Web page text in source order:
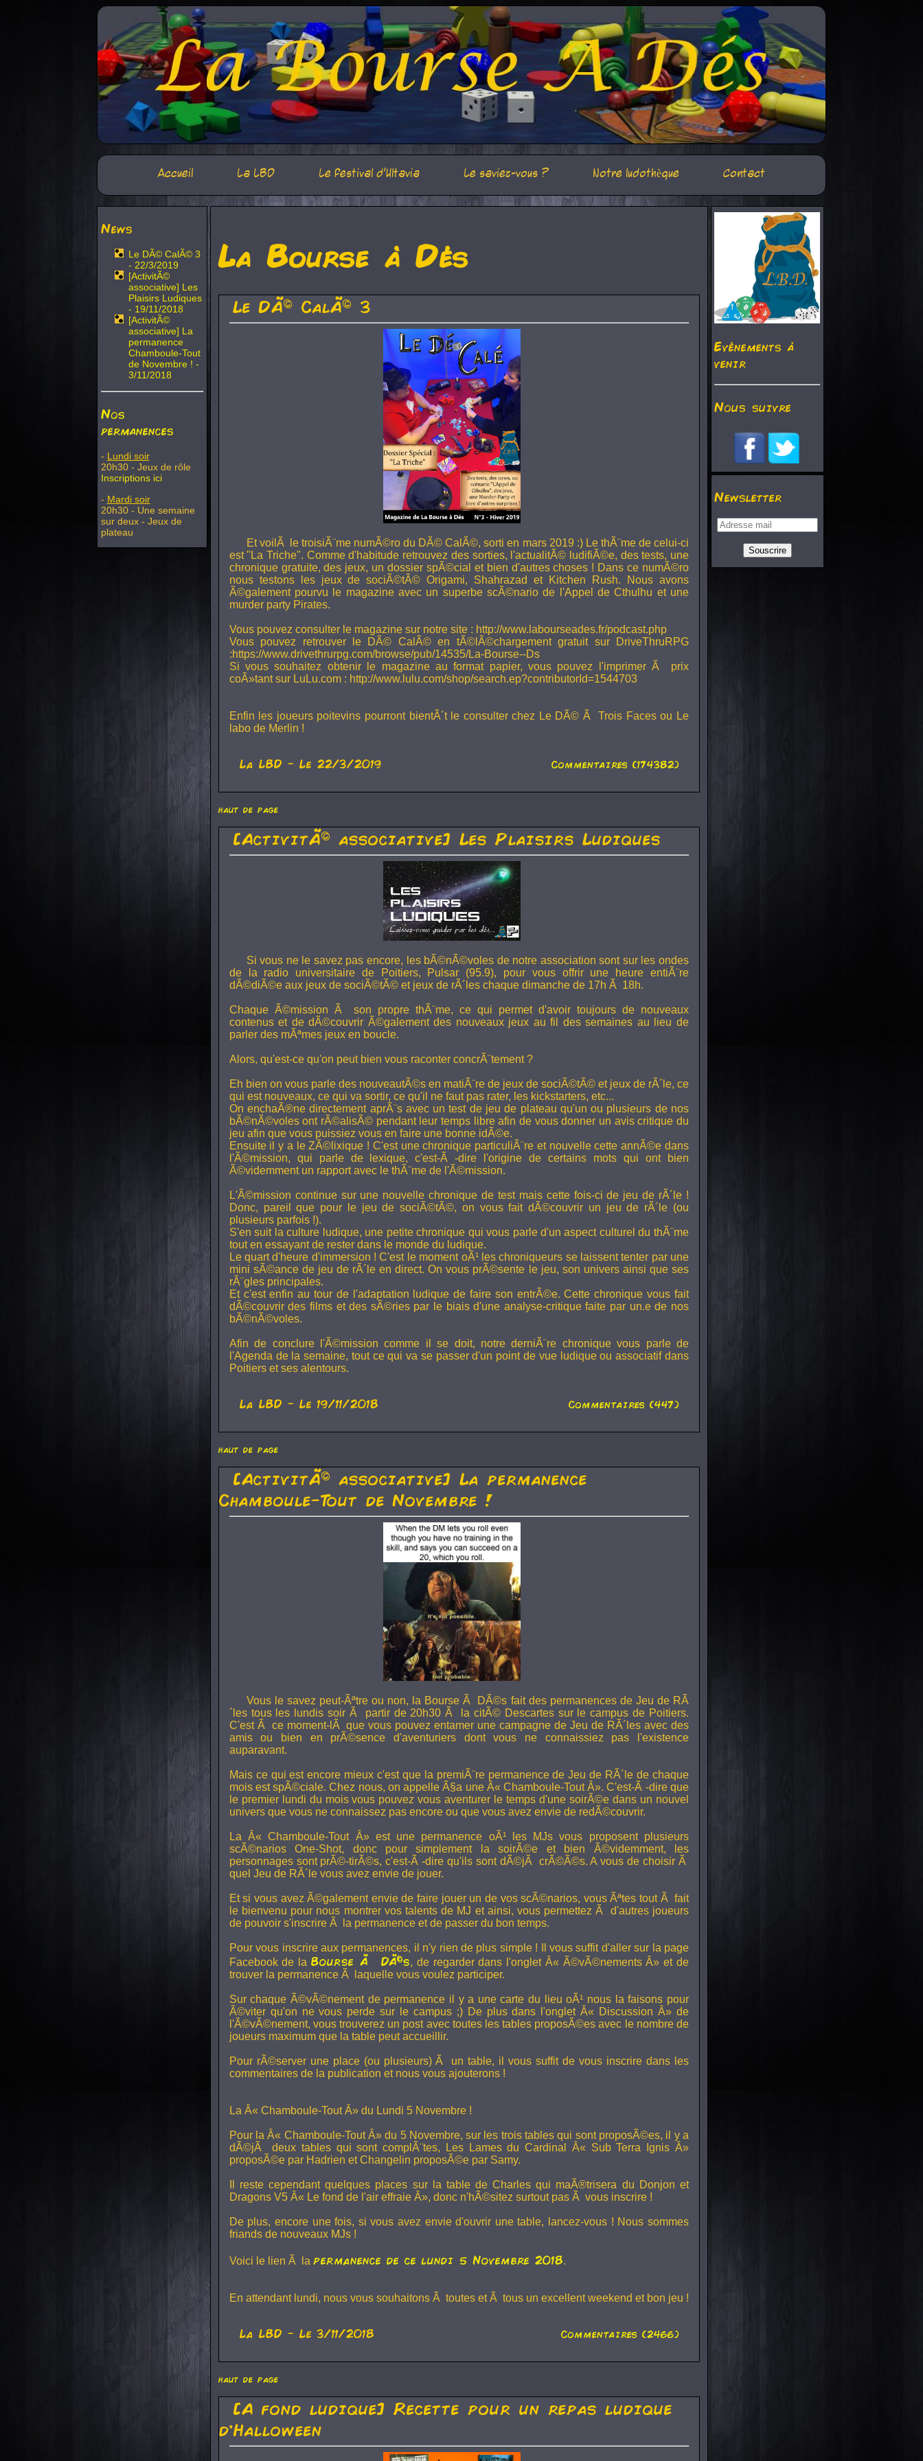
Accueil La LBD Le festival d'Ultavia Le saviez-vous ? Notre ludothèque Contact
News
Le DÃ© CalÃ© 3
- 22/3/2019
[ActivitÃ©
associative] Les
Plaisirs Ludiques
- 19/11/2018
[ActivitÃ©
associative] La
permanence
Chamboule-Tout
de Novembre ! -
3/11/2018
Nos
permanences
- Lundi soir
20h30 - Jeux de rôle
Inscriptions ici
- Mardi soir
20h30 - Une semaine
sur deux - Jeux de
plateau
La Bourse à Dés
Le DÃ© CalÃ© 3
Et voilÃ le troisiÃ¨me numÃ©ro du DÃ© CalÃ©, sorti en mars 2019 :) Le thÃ¨me de celui-ci
est "La Triche". Comme d'habitude retrouvez des sorties, l'actualitÃ© ludifiÃ©e, des tests, une
chronique gratuite, des jeux, un dossier spÃ©cial et bien d'autres choses ! Dans ce numÃ©ro
nous testons les jeux de sociÃ©tÃ© Origami, Shahrazad et Kitchen Rush. Nous avons
Ã©galement pourvu le magazine avec un superbe scÃ©nario de l'Appel de Cthulhu et une
murder party Pirates.
Vous pouvez consulter le magazine sur notre site : http://www.labourseades.fr/podcast.php
Vous pouvez retrouver le DÃ© CalÃ© en tÃ©lÃ©chargement gratuit sur DriveThruRPG
:https://www.drivethrurpg.com/browse/pub/14535/La-Bourse--Ds
Si vous souhaitez obtenir le magazine au format papier, vous pouvez l'imprimer Ã prix
coÃ»tant sur LuLu.com : http://www.lulu.com/shop/search.ep?contributorId=1544703
Enfin les joueurs poitevins pourront bientÃ´t le consulter chez Le DÃ© Ã Trois Faces ou Le
labo de Merlin !
La LBD - Le 22/3/2019 Commentaires (174382)
haut de page
[ActivitÃ© associative] Les Plaisirs Ludiques
Si vous ne le savez pas encore, les bÃ©nÃ©voles de notre association sont sur les ondes
de la radio universitaire de Poitiers, Pulsar (95.9), pour vous offrir une heure entiÃ¨re
dÃ©diÃ©e aux jeux de sociÃ©tÃ© et jeux de rÃ´les chaque dimanche de 17h Ã 18h.
Chaque Ã©mission Ã son propre thÃ¨me, ce qui permet d'avoir toujours de nouveaux
contenus et de dÃ©couvrir Ã©galement des nouveaux jeux au fil des semaines au lieu de
parler des mÃªmes jeux en boucle.
Alors, qu'est-ce qu'on peut bien vous raconter concrÃ¨tement ?
Eh bien on vous parle des nouveautÃ©s en matiÃ¨re de jeux de sociÃ©tÃ© et jeux de rÃ´le, ce
qui est nouveaux, ce qui va sortir, ce qu'il ne faut pas rater, les kickstarters, etc...
On enchaÃ®ne directement aprÃ¨s avec un test de jeu de plateau qu'un ou plusieurs de nos
bÃ©nÃ©voles ont rÃ©alisÃ© pendant leur temps libre afin de vous donner un avis critique du
jeu afin que vous puissiez vous en faire une bonne idÃ©e.
Ensuite il y a le ZÃ©lixique ! C'est une chronique particuliÃ¨re et nouvelle cette annÃ©e dans
l'Ã©mission, qui parle de lexique, c'est-Ã -dire l'origine de certains mots qui ont bien
Ã©videmment un rapport avec le thÃ¨me de l'Ã©mission.
L'Ã©mission continue sur une nouvelle chronique de test mais cette fois-ci de jeu de rÃ´le !
Donc, pareil que pour le jeu de sociÃ©tÃ©, on vous fait dÃ©couvrir un jeu de rÃ´le (ou
plusieurs parfois !).
S'en suit la culture ludique, une petite chronique qui vous parle d'un aspect culturel du thÃ¨me
tout en essayant de rester dans le monde du ludique.
Le quart d'heure d'immersion ! C'est le moment oÃ¹ les chroniqueurs se laissent tenter par une
mini sÃ©ance de jeu de rÃ´le en direct. On vous prÃ©sente le jeu, son univers ainsi que ses
rÃ¨gles principales.
Et c'est enfin au tour de l'adaptation ludique de faire son entrÃ©e. Cette chronique vous fait
dÃ©couvrir des films et des sÃ©ries par le biais d'une analyse-critique faite par un.e de nos
bÃ©nÃ©voles.
Afin de conclure l'Ã©mission comme il se doit, notre derniÃ¨re chronique vous parle de
l'Agenda de la semaine, tout ce qui va se passer d'un point de vue ludique ou associatif dans
Poitiers et ses alentours.
La LBD - Le 19/11/2018 Commentaires (447)
haut de page
[ActivitÃ© associative] La permanence
Chamboule-Tout de Novembre !
Vous le savez peut-Ãªtre ou non, la Bourse Ã DÃ©s fait des permanences de Jeu de RÃ
´les tous les lundis soir Ã partir de 20h30 Ã la citÃ© Descartes sur le campus de Poitiers.
C'est Ã ce moment-lÃ que vous pouvez entamer une campagne de Jeu de RÃ´les avec des
amis ou bien en prÃ©sence d'aventuriers dont vous ne connaissiez pas l'existence
auparavant.
Mais ce qui est encore mieux c'est que la premiÃ¨re permanence de Jeu de RÃ´le de chaque
mois est spÃ©ciale. Chez nous, on appelle Ã§a une Â« Chamboule-Tout Â». C'est-Ã -dire que
le premier lundi du mois vous pouvez vous aventurer le temps d'une soirÃ©e dans un nouvel
univers que vous ne connaissez pas encore ou que vous avez envie de redÃ©couvrir.
La Â« Chamboule-Tout Â» est une permanence oÃ¹ les MJs vous proposent plusieurs
scÃ©narios One-Shot, donc pour simplement la soirÃ©e et bien Ã©videmment, les
personnages sont prÃ©-tirÃ©s, c'est-Ã -dire qu'ils sont dÃ©jÃ crÃ©Ã©s. A vous de choisir Ã
quel Jeu de RÃ´le vous avez envie de jouer.
Et si vous avez Ã©galement envie de faire jouer un de vos scÃ©narios, vous Ãªtes tout Ã fait
le bienvenu pour nous montrer vos talents de MJ et ainsi, vous permettez Ã d'autres joueurs
de pouvoir s'inscrire Ã la permanence et de passer du bon temps.
Pour vous inscrire aux permanences, il n'y rien de plus simple ! Il vous suffit d'aller sur la page
Facebook de la Bourse Ã DÃ©s, de regarder dans l'onglet Â« Ã©vÃ©nements Â» et de
trouver la permanence Ã laquelle vous voulez participer.
Sur chaque Ã©vÃ©nement de permanence il y a une carte du lieu oÃ¹ nous la faisons pour
Ã©viter qu'on ne vous perde sur le campus ;) De plus dans l'onglet Â« Discussion Â» de
l'Ã©vÃ©nement, vous trouverez un post avec toutes les tables proposÃ©es avec le nombre de
joueurs maximum que la table peut accueillir.
Pour rÃ©server une place (ou plusieurs) Ã un table, il vous suffit de vous inscrire dans les
commentaires de la publication et nous vous ajouterons !
La Â« Chamboule-Tout Â» du Lundi 5 Novembre !
Pour la Â« Chamboule-Tout Â» du 5 Novembre, sur les trois tables qui sont proposÃ©es, il y a
dÃ©jÃ deux tables qui sont complÃ¨tes,
Les Lames du Cardinal
Â« Sub Terra Ignis Â»
proposÃ©e par Hadrien etChangelin proposÃ©e par Samy.
Il reste cependant quelques places sur la table de Charles qui maÃ®trisera du Donjon et
Dragons V5Â« Le fond de l'air effraie Â», donc n'hÃ©sitez surtout pas Ã vous inscrire !
De plus, encore une fois, si vous avez envie d'ouvrir une table, lancez-vous ! Nous sommes
friands de nouveaux MJs !
Voici le lien Ã la permanence de ce lundi 5 Novembre 2018.
En attendant lundi, nous vous souhaitons Ã toutes et Ã tous un excellent weekend et bon jeu !
La LBD - Le 3/11/2018 Commentaires (2466)
haut de page
[A fond ludique] Recette pour un repas ludique
d'Halloween
Evénements à
venir
Nous suivre
Newsletter